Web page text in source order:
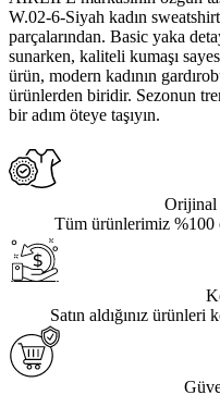
W.02-6-Siyah kadın
parçalarından. Basic yaka
sunarken, kaliteli kumaşı
ürün, modern kadının
ürünlerden biridir. Sezonun
bir adım öteye taşıyın.
Orijinal
Tüm ürünlerimiz %100
Satın aldığınız